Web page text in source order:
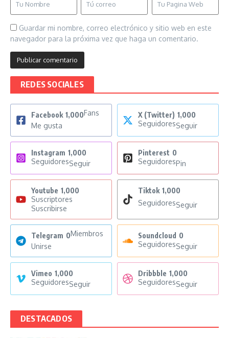
Guardar mi nombre, correo electrónico y sitio web en este
navegador para la próxima vez que haga un comentario.
REDES SOCIALES
Facebook 1,000Fans
Me gusta
X (Twitter) 1,000
SeguidoresSeguir
Instagram 1,000
SeguidoresSeguir
Pinterest 0
SeguidoresPin
Youtube 1,000
Suscriptores
Suscribirse
Tiktok 1,000
SeguidoresSeguir
Telegram 0Miembros
Unirse
Soundcloud 0
SeguidoresSeguir
Vimeo 1,000
SeguidoresSeguir
Dribbble 1,000
SeguidoresSeguir
DESTACADOS